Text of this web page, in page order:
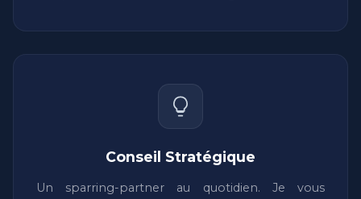
Conseil Stratégique
Un sparring-partner au quotidien. Je vous